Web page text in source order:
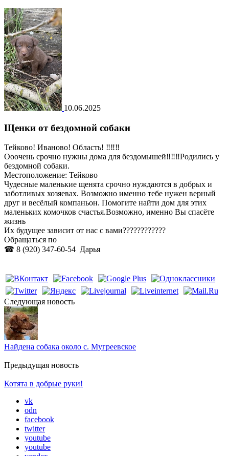
10.06.2025
Щенки от бездомной собаки
Тейково! Иваново! Область! ‼️‼️‼️
Ооочень срочно нужны дома для бездомышей‼️‼️‼️Родились у
бездомной собаки.
Местоположение: Тейково
Чудесные маленькие щенята срочно нуждаются в добрых и
заботливых хозяевах. Возможно именно тебе нужен верный
друг и весёлый компаньон. Помогите найти дом для этих
маленьких комочков счастья.Возможно, именно Вы спасёте
жизнь
Их будущее зависит от нас с вами????????????
Обращаться по
☎ 8 (920) 347-60-54 Дарья
Cледующая новость
Найдена собака около с. Мугреевское
Предыдущая новость
Котята в добрые руки!
vk
odn
facebook
twitter
youtube
youtube